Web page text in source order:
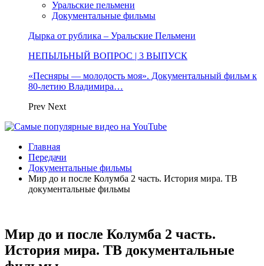
Уральские пельмени
Документальные фильмы
Дырка от рублика – Уральские Пельмени
НЕПЫЛЬНЫЙ ВОПРОС | 3 ВЫПУСК
«Песняры — молодость моя». Документальный фильм к
80-летию Владимира…
Prev Next
Главная
Передачи
Документальные фильмы
Мир до и после Колумба 2 часть. История мира. ТВ
документальные фильмы
Мир до и после Колумба 2 часть.
История мира. ТВ документальные